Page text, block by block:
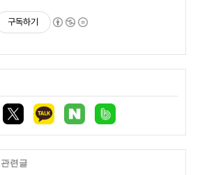
구독하기
련글